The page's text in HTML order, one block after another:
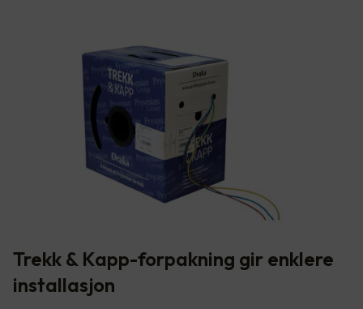
Trekk & Kapp-forpakning gir enklere
installasjon